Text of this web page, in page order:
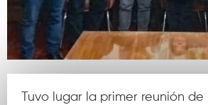
Tuvo lugar la primer reunión